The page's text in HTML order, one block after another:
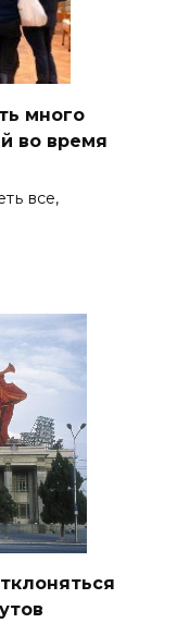
много
во время
все,